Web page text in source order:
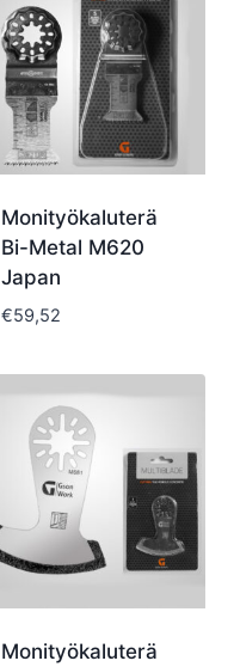
Monityökaluterä
Bi-Metal M620
Japan
€59,52
Monityökaluterä